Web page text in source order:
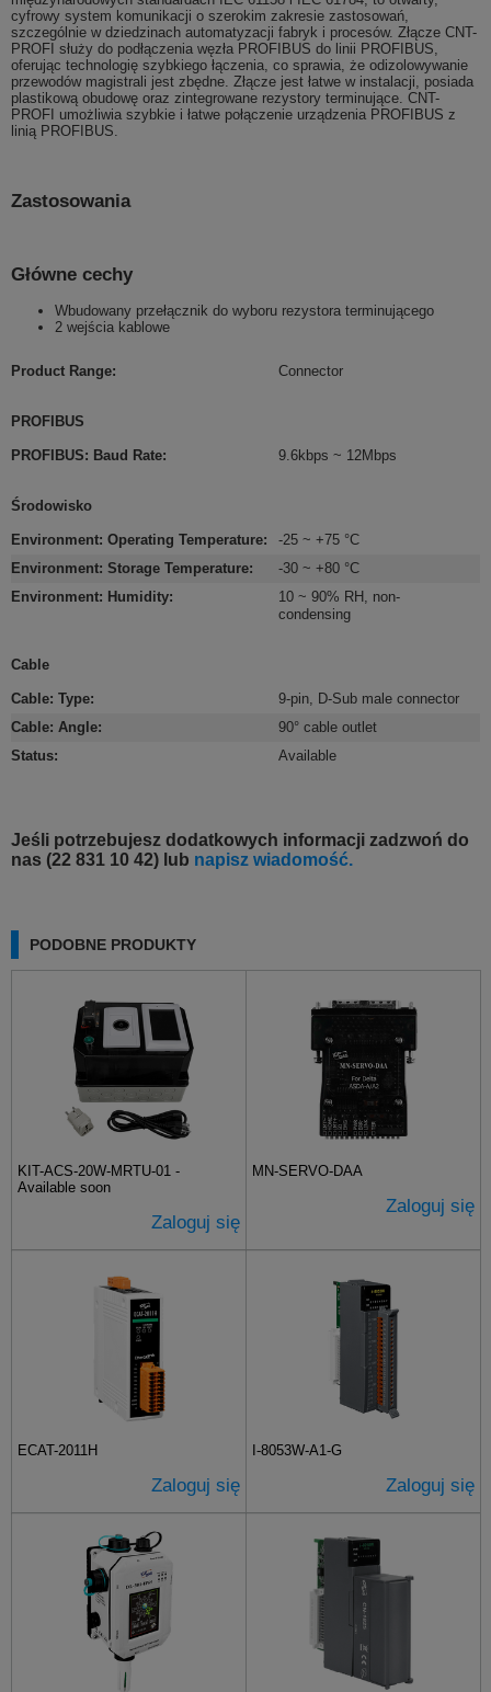
cyfrowy system komunikacji o szerokim zakresie zastosowań,
szczególnie w dziedzinach automatyzacji fabryk i procesów. Złącze CNT-
PROFI służy do podłączenia węzła PROFIBUS do linii PROFIBUS,
oferując technologię szybkiego łączenia, co sprawia, że odizolowywanie
przewodów magistrali jest zbędne. Złącze jest łatwe w instalacji, posiada
plastikową obudowę oraz zintegrowane rezystory terminujące. CNT-
PROFI umożliwia szybkie i łatwe połączenie urządzenia PROFIBUS z
linią PROFIBUS.
Zastosowania
Główne cechy
Wbudowany przełącznik do wyboru rezystora terminującego
2 wejścia kablowe
Product Range: Connector
PROFIBUS
PROFIBUS: Baud Rate: 9.6kbps ~ 12Mbps
Środowisko
Environment: Operating Temperature:
-25 ~ +75 °C
Environment: Storage Temperature:
-30 ~ +80 °C
Environment: Humidity:
10 ~ 90% RH, non-
condensing
Cable
Cable: Type:
9-pin, D-Sub male connector
Cable: Angle:
90° cable outlet
Status: Available
Jeśli potrzebujesz dodatkowych informacji zadzwoń do
nas (22 831 10 42) lub napisz wiadomość.
PODOBNE PRODUKTY
KIT-ACS-20W-MRTU-01 -
Available soon
Zaloguj się
MN-SERVO-DAA
Zaloguj się
ECAT-2011H
Zaloguj się
I-8053W-A1-G
Zaloguj się